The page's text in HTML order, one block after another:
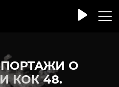
О
КОК 48.